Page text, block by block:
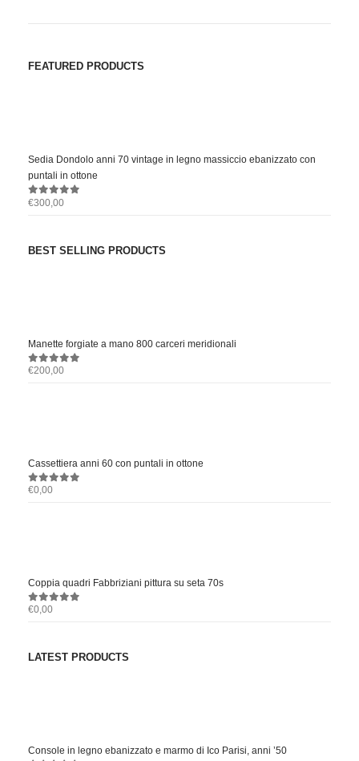
FEATURED PRODUCTS
Sedia Dondolo anni 70 vintage in legno massiccio ebanizzato con
puntali in ottone
0out of 5
€300,00
BEST SELLING PRODUCTS
Manette forgiate a mano 800 carceri meridionali
0out of 5
€200,00
Cassettiera anni 60 con puntali in ottone
0out of 5
€0,00
Coppia quadri Fabbriziani pittura su seta 70s
0out of 5
€0,00
LATEST PRODUCTS
Console in legno ebanizzato e marmo di Ico Parisi, anni ’50